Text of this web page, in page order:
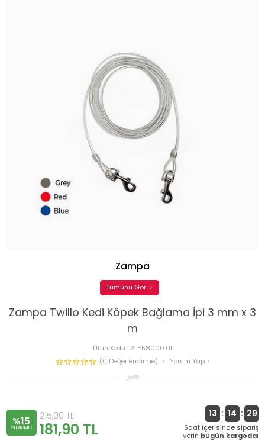
Zampa Twillo Kedi Köpek Bağlama İpi 3 mm x 3
m
Ürün Kodu : 211-58000.01
(0 Değerlendirme)
Yorum Yap
Zampa
Tümünü Gör
%15
INDIRIMLI
215,00TL
181,90 TL
13 : 14 : 28
Saat içerisinde sipariş
verin bugün kargoda!